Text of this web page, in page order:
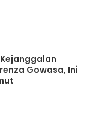
Gowasa, Ini